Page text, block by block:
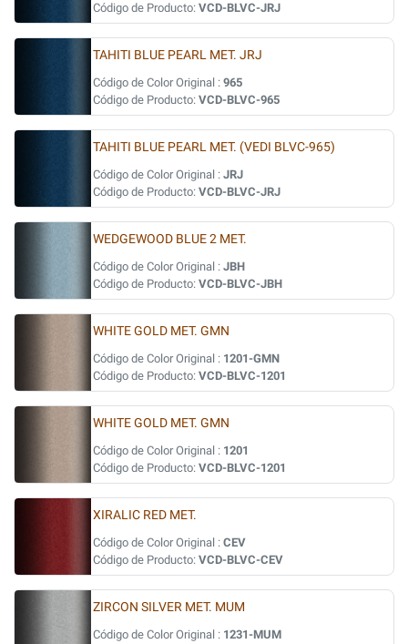
Código de Producto: VCD-BLVC-JRJ
TAHITI BLUE PEARL MET. JRJ
Código de Color Original : 965
Código de Producto: VCD-BLVC-965
TAHITI BLUE PEARL MET. (VEDI BLVC-965)
Código de Color Original : JRJ
Código de Producto: VCD-BLVC-JRJ
WEDGEWOOD BLUE 2 MET.
Código de Color Original : JBH
Código de Producto: VCD-BLVC-JBH
WHITE GOLD MET. GMN
Código de Color Original : 1201-GMN
Código de Producto: VCD-BLVC-1201
WHITE GOLD MET. GMN
Código de Color Original : 1201
Código de Producto: VCD-BLVC-1201
XIRALIC RED MET.
Código de Color Original : CEV
Código de Producto: VCD-BLVC-CEV
ZIRCON SILVER MET. MUM
Código de Color Original : 1231-MUM